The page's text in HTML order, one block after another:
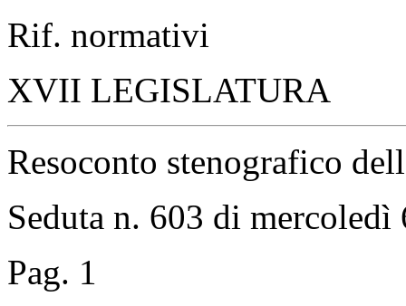
Rif. normativi
XVII LEGISLATURA
Resoconto stenografico
Seduta n. 603 di mercoledì
Pag. 1